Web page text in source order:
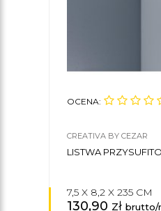
OCENA:
CREATIVA BY CEZAR
LISTWA
7,5 X 8,2 X 235 CM
130,90 zł brutto/